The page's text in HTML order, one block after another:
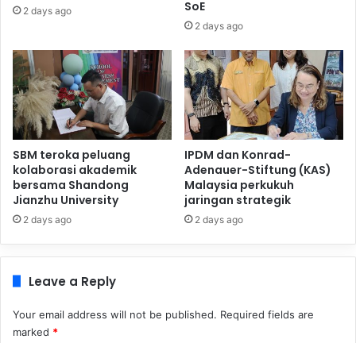
2 days ago SoE
2 days ago
SBM teroka peluang
kolaborasi akademik
bersama Shandong
Jianzhu University
2 days ago
IPDM dan Konrad-
Adenauer-Stiftung (KAS)
Malaysia perkukuh
jaringan strategik
2 days ago
Leave a Reply
Your email address will not be published. Required fields are
marked *